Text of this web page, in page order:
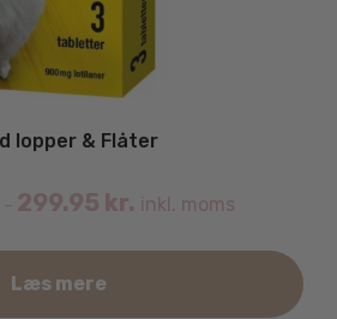
lopper & Flåter
– 299.95 kr. inkl. moms
Læs mere